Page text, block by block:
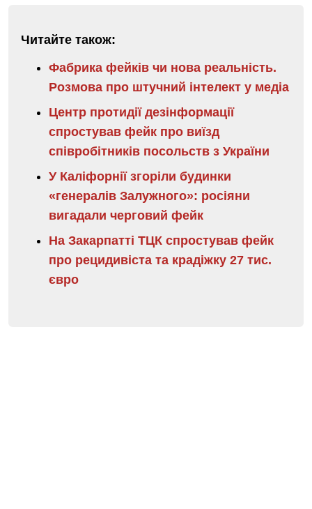
Читайте також:
Фабрика фейків чи нова реальність.
Розмова про штучний інтелект у медіа
Центр протидії дезінформації
спростував фейк про виїзд
співробітників посольств з України
У Каліфорнії згоріли будинки
«генералів Залужного»: росіяни
вигадали черговий фейк
На Закарпатті ТЦК спростував фейк
про рецидивіста та крадіжку 27 тис.
євро